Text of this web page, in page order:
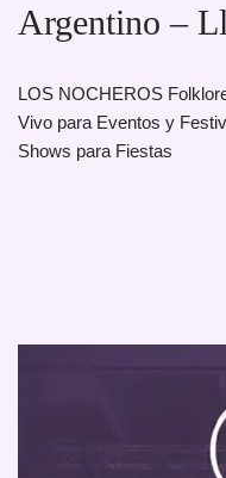
Argentino –
LOS NOCHEROS
Vivo para Eventos y
Shows para Fiestas